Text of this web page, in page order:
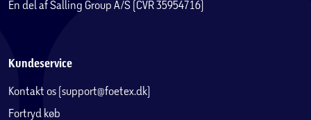
En del af Salling Group A/S (CVR 35954716)
Kundeservice
Kontakt os (support@foetex.dk)
Fortryd køb